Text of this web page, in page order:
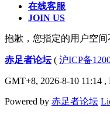
在线客服
JOIN US
抱歉，您指定的用户空间
赤足者论坛( 沪ICP备
GMT+8, 2026-8-10 11:14 ,
Powered by 赤足者论坛